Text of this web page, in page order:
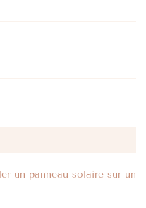
un panneau solaire sur un